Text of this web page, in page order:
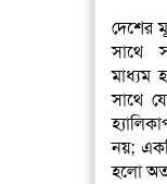
দেশের
সাথে
মাধ্যম
সাথে
নয়;
হলো